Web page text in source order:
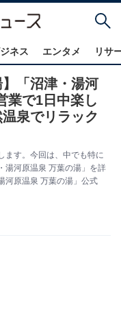
ネス エンタメ リサ
】「沼津・湯河
業で1日中楽し
泉でリラック
ます。今回は、中でも特に
湯河原温泉 万葉の湯」を詳
河原温泉 万葉の湯」公式